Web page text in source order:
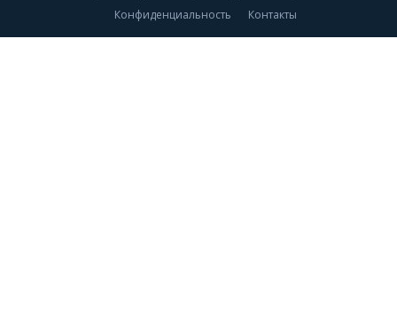
Конфиденциальность
Контакты